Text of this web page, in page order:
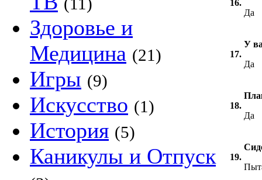
Здоровье и
Медицина (21)
Игры (9)
Искусство (1)
История (5)
Каникулы и Отпуск
16.
Да
17.
У
Да
18.
Да
19.